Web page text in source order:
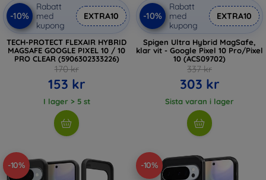
-10%
Rabatt
med
kupong
EXTRA10
TECH-PROTECT FLEXAIR HYBRID
MAGSAFE GOOGLE PIXEL 10 / 10
PRO CLEAR (5906302333226)
170 kr
153 kr
I lager > 5 st
-10%
Rabatt
med
kupong
EXTRA10
Spigen Ultra Hybrid MagSafe,
klar vit - Google Pixel 10 Pro/Pixel
10 (ACS09702)
337 kr
303 kr
Sista varan i lager
-10% -10%